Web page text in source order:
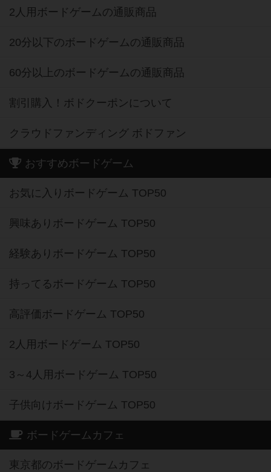
2人用ボードゲームの通販商品
20分以下のボードゲームの通販商品
60分以上のボードゲームの通販商品
割引購入！ボドクーポンについて
クラウドファンディング ボドファン
おすすめボードゲーム
お気に入りボードゲーム TOP50
興味ありボードゲーム TOP50
経験ありボードゲーム TOP50
持ってるボードゲーム TOP50
高評価ボードゲーム TOP50
2人用ボードゲーム TOP50
3～4人用ボードゲーム TOP50
子供向けボードゲーム TOP50
ボードゲームカフェ
東京都のボードゲームカフェ